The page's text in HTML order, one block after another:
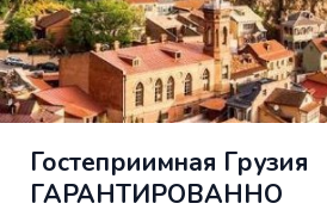
Гостеприимная Грузия
ГАРАНТИРОВАННО